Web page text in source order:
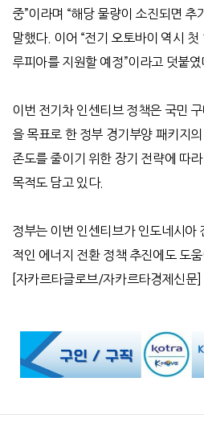
중”이라며 “해당 물량이 소진되면 추
말했다. 이어 “전기 오토바이 역시 첫
루피아를 지원할 예정”이라고 덧붙였
이번 전기차 인센티브 정책은 국민
을 목표로 한 정부 경기부양 패키지
존도를 줄이기 위한 장기 전략에 따
목적도 담고 있다.
정부는 이번 인센티브가 인도네시아
적인 에너지 전환 정책 추진에도 도
자카르타글로브 /자카르타경제신문]